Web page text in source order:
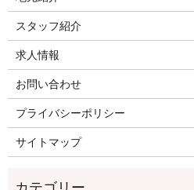
スタッフ紹介
求人情報
お問い合わせ
プライバシーポリシー
サイトマップ